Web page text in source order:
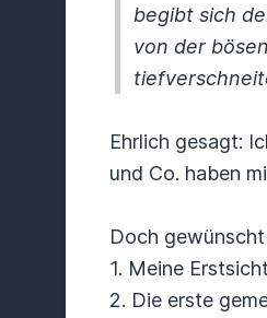
begibt sich
von der
Ehrlich gesagt:
und Co. haben
Doch
1. Meine
2. Die erste